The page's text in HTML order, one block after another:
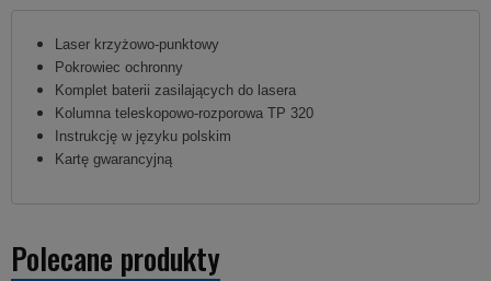
Laser krzyżowo-punktowy
Pokrowiec ochronny
Komplet baterii zasilających do lasera
Kolumna teleskopowo-rozporowa TP 320
Instrukcję w języku polskim
Kartę gwarancyjną
Polecane produkty